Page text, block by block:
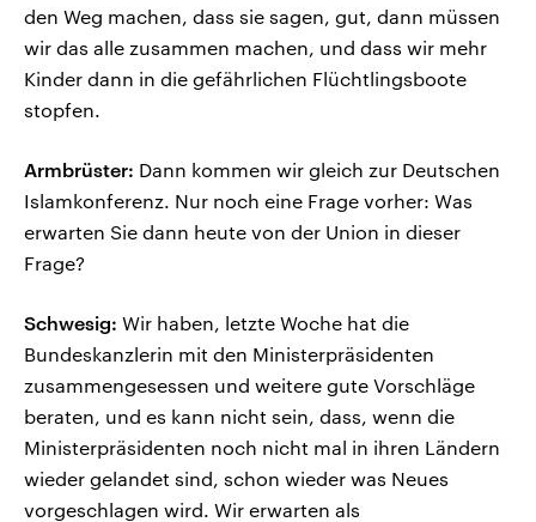
den Weg machen, dass sie sagen, gut, dann müssen
wir das alle zusammen machen, und dass wir mehr
Kinder dann in die gefährlichen Flüchtlingsboote
stopfen.
Armbrüster: Dann kommen wir gleich zur Deutschen
Islamkonferenz. Nur noch eine Frage vorher: Was
erwarten Sie dann heute von der Union in dieser
Frage?
Schwesig: Wir haben, letzte Woche hat die
Bundeskanzlerin mit den Ministerpräsidenten
zusammengesessen und weitere gute Vorschläge
beraten, und es kann nicht sein, dass, wenn die
Ministerpräsidenten noch nicht mal in ihren Ländern
wieder gelandet sind, schon wieder was Neues
vorgeschlagen wird. Wir erwarten als